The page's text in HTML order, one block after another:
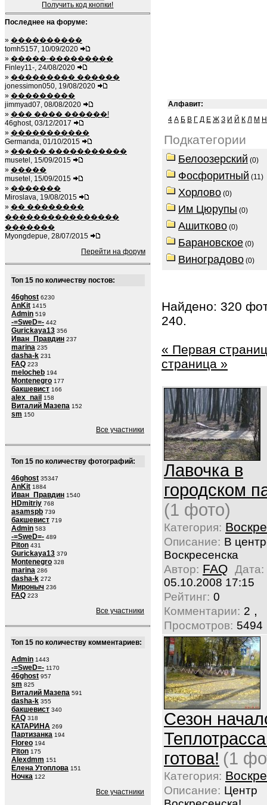
Получить код кнопки!
Последнее на форуме:
» ����������
tomh5157, 10/09/2020
» �����-���������
Finley11-, 24/08/2020
» ��������� ������
jonessimon050, 19/08/2020
» ���������
jimmyad07, 08/08/2020
» ��� ���� ������!
46ghost, 03/12/2017
» �����������
Germanda, 01/10/2015
» ����� �����������
musetel, 15/09/2015
» �����
musetel, 15/09/2015
» �������
Miroslava, 19/08/2015
» �� ��������
����������������
�������
Myongdepue, 28/07/2015
Перейти на форум
Топ 15 по количеству постов:
46ghost 6230
AnKit 1415
Admin 519
-=SweD=- 442
Gurickaya13 356
Иван_Правдин 237
marina 235
dasha-k 231
FAQ 223
melocheb 194
Montenegro 177
бакшевист 166
alex_nail 158
Виталий Мазепа 152
sm 150
Все участники
Топ 15 по количеству фотографий:
46ghost 35347
AnKit 1884
Иван_Правдин 1540
HDmitriy 768
asamspb 739
бакшевист 719
Admin 583
-=SweD=- 489
Piton 431
Gurickaya13 379
Montenegro 328
marina 286
dasha-k 272
Мироныч 236
FAQ 223
Все участники
Топ 15 по количеству комментариев:
Admin 1443
-=SweD=- 1170
46ghost 957
sm 825
Виталий Мазепа 591
dasha-k 355
бакшевист 340
FAQ 318
КАТАРИНА 269
Партизанка 194
Floreo 194
Piton 175
Alexdmm 151
Елена Утоплова 151
Ночка 122
Все участники
Алфавит:
4 А Б В Г Д Е Ж З И Й К Л М Н
Подкатегории
Белоозерский (0)
Фосфоритный (11)
Хорлово (0)
Им Цюрупы (0)
Ашитково (0)
Барановское (0)
Виноградово (0)
Найдено: 320
240.
« Первая
страница »
Лавочка в
городском
(1 фото)
Категория:
Описание: В
Воскресенска
Автор: FAQ Дата:
05.10.2008 17:15
Рейтинг: 0
Комментарии: 2 ,
Просмотров: 5494
Cезон
готова! (1
Категория:
Описание: Центр